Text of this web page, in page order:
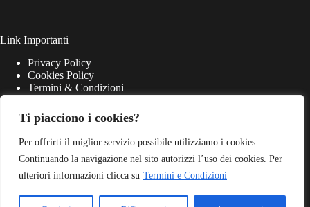
Ti piacciono i cookies?
Per offrirti il miglior servizio possibile utilizziamo i cookies.
Continuando la navigazione nel sito autorizzi l’uso dei cookies. Per
ulteriori informazioni clicca su Termini e Condizioni
Link Importanti
Privacy Policy
Cookies Policy
Termini & Condizioni